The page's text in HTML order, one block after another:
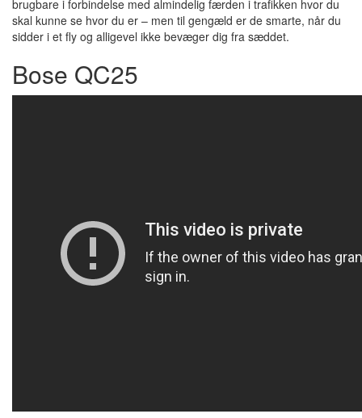
brugbare i forbindelse med almindelig færden i trafikken hvor du
skal kunne se hvor du er – men til gengæld er de smarte, når du
sidder i et fly og alligevel ikke bevæger dig fra sæddet.
Bose QC25